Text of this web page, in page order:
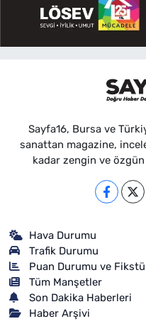
Sayfa16, Bursa ve
sanattan magazine,
kadar zengin ve
Hava Durumu
Trafik Durumu
Puan Durumu ve
Tüm Manşetler
Son Dakika Haberleri
Haber Arşivi